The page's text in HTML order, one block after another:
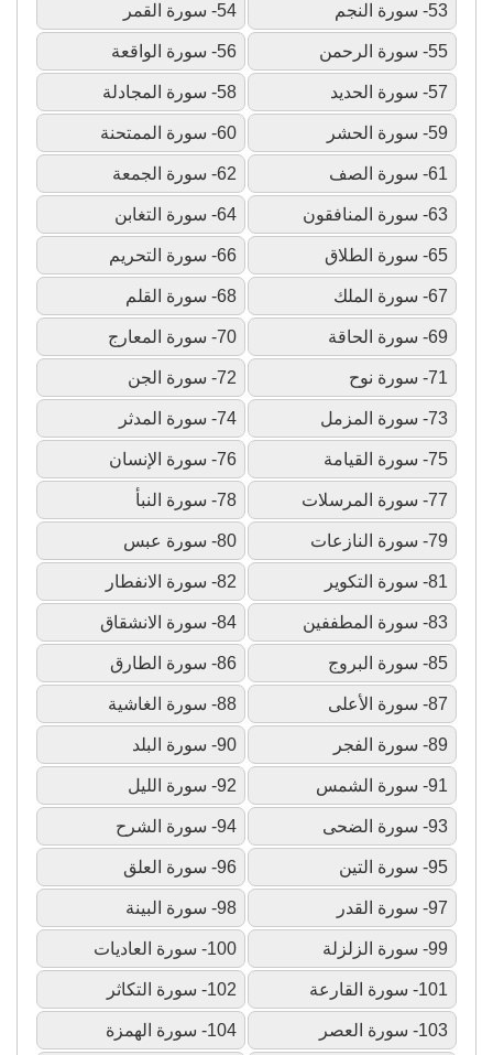
53- سورة النجم 54- سورة القمر
55- سورة الرحمن 56- سورة الواقعة
57- سورة الحديد 58- سورة المجادلة
59- سورة الحشر 60- سورة الممتحنة
61- سورة الصف 62- سورة الجمعة
63- سورة المنافقون 64- سورة التغابن
65- سورة الطلاق 66- سورة التحريم
67- سورة الملك 68- سورة القلم
69- سورة الحاقة 70- سورة المعارج
71- سورة نوح 72- سورة الجن
73- سورة المزمل 74- سورة المدثر
75- سورة القيامة 76- سورة الإنسان
77- سورة المرسلات 78- سورة النبأ
79- سورة النازعات 80- سورة عبس
81- سورة التكوير 82- سورة الانفطار
83- سورة المطففين 84- سورة الانشقاق
85- سورة البروج 86- سورة الطارق
87- سورة الأعلى 88- سورة الغاشية
89- سورة الفجر 90- سورة البلد
91- سورة الشمس 92- سورة الليل
93- سورة الضحى 94- سورة الشرح
95- سورة التين 96- سورة العلق
97- سورة القدر 98- سورة البينة
99- سورة الزلزلة 100- سورة العاديات
101- سورة القارعة 102- سورة التكاثر
103- سورة العصر 104- سورة الهمزة